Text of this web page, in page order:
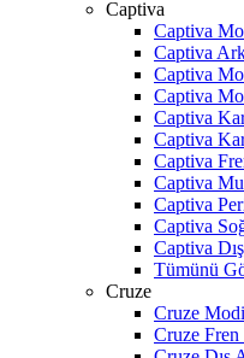
Captiva
Captiva
Captiva
Captiva
Captiva
Captiva
Captiva
Captiva
Captiva
Captiva
Captiva
Captiva
Tümünü
Cruze
Cruze
Cruze Fren